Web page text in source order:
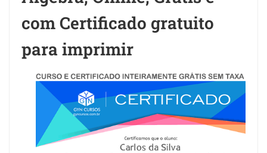
com Certificado gratuito
para imprimir